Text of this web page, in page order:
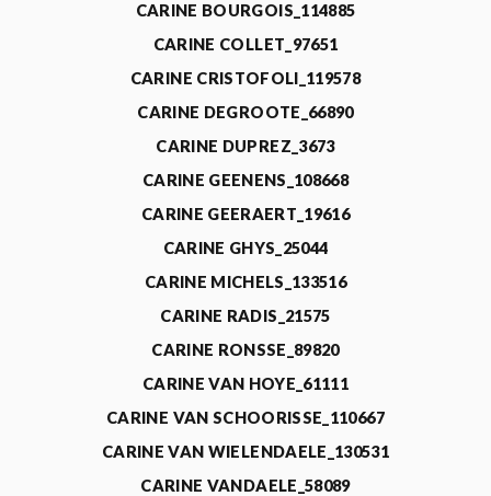
CARINE BOURGOIS_114885
CARINE COLLET_97651
CARINE CRISTOFOLI_119578
CARINE DEGROOTE_66890
CARINE DUPREZ_3673
CARINE GEENENS_108668
CARINE GEERAERT_19616
CARINE GHYS_25044
CARINE MICHELS_133516
CARINE RADIS_21575
CARINE RONSSE_89820
CARINE VAN HOYE_61111
CARINE VAN SCHOORISSE_110667
CARINE VAN WIELENDAELE_130531
CARINE VANDAELE_58089